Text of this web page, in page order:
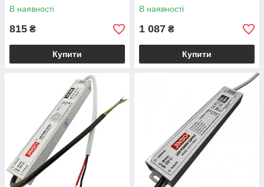
В наявності
815 ₴
Купити
В наявності
1 087 ₴
Купити